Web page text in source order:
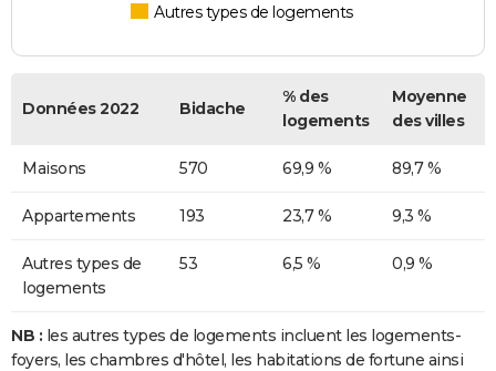
Autres types de logements
Données 2022 Bidache
% des
logements
Moyenne
des villes
Maisons 570 69,9 % 89,7 %
Appartements 193 23,7 % 9,3 %
Autres types de
logements
53 6,5 % 0,9 %
NB : les autres types de logements incluent les logements-
foyers, les chambres d'hôtel, les habitations de fortune ainsi